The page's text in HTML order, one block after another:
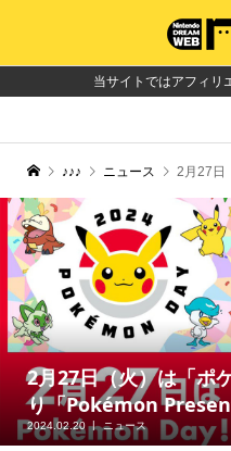
当サイトではアフィリ
♪♪♪ ニュース 2月27日（火）は
2月27日（火）は「ポ
り「Pokémon
2024.02.20 ニュース